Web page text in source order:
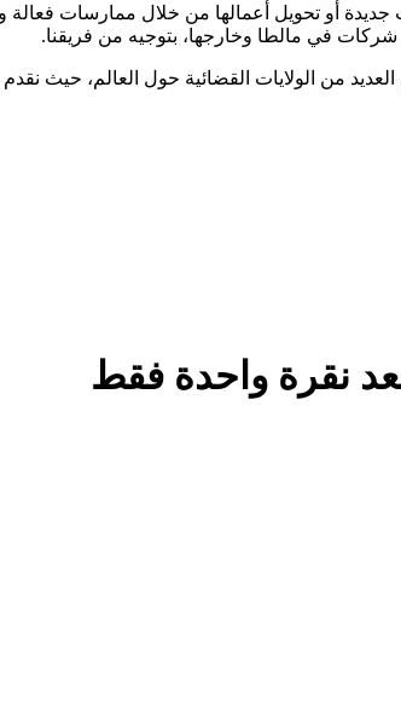
في مالطا وخارجها، بتوجيه من فريقنا.
من الولايات القضائية حول العالم، حيث
بعد نقرة واحدة فقط